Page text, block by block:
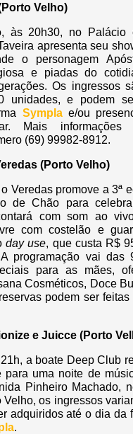
Velho)
às 20h30, no Palácio
apresenta seu
o personagem
e piadas do
Os ingressos
unidades, e podem
Symplae/ou
Mais
(69) 99982-8912.
(Porto Velho)
Veredas promove a 3ª
de Chão para
com som ao
com costelão e
day use, que custa R$
programação vai das
para as mães,
Cosméticos, Doce
podem ser
e Juicce (Porto
a boate Deep Club
para uma noite de
Pinheiro Machado,
Velho, os ingressos
adquiridos até o dia da
.